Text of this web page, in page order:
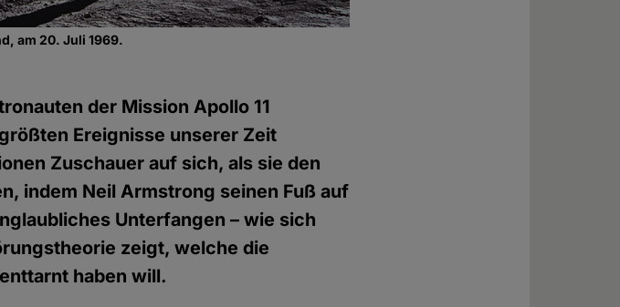
am 20. Juli 1969.
der Mission Apollo 11
Ereignisse unserer Zeit
Zuschauer auf sich, als sie den
indem Neil Armstrong seinen Fuß auf
Unterfangen – wie sich
zeigt, welche die
haben will.